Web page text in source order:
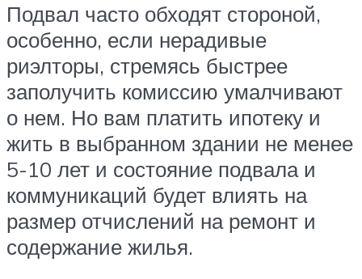
Подвал часто обходят стороной,
особенно, если нерадивые
риэлторы, стремясь быстрее
заполучить комиссию умалчивают
о нем. Но вам платить ипотеку и
жить в выбранном здании не менее
5-10 лет и состояние подвала и
коммуникаций будет влиять на
размер отчислений на ремонт и
содержание жилья.